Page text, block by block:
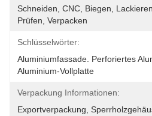
Schneiden, CNC, Biegen,
Prüfen, Verpacken
Schlüsselwörter:
Aluminiumfassade. Perforiertes
Aluminium-Vollplatte
Verpackung Informationen:
Exportverpackung,